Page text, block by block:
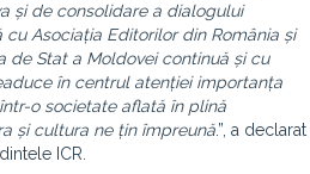
și de consolidare a dialogului
Asociația Editorilor din România și
de Stat a Moldovei continuă și cu
în centrul atenției importanța
o societate aflată în plină
și cultura ne țin împreună.”, a declarat
ICR.